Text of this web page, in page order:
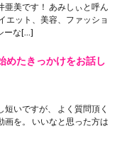
亜美です！ あみしぃと呼ん
エット、美容、ファッショ
ーな[…]
めたきっかけをお話し
いですが、 よく質問頂く
画を。 いいなと思った方は